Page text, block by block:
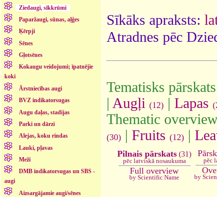
Ziedaugi, sīkkrūmi
Paparžaugi, sūnas, aļģes
Ķērpji
Sēnes
Gļotsēnes
Kokaugu veidojumi; īpatnējie
koki
Ārstniecības augi
BVZ indikatorsugas
Augu daļas, stadijas
Parki un dārzi
Alejas, koku rindas
Lauki, pļavas
Meži
DMB indikatorsugas un SBS -
augi
Aizsargājamie augi/sēnes
Sīkāks apraksts:
Atradnes pēc
Tematisks
| Augļi (12) | Lapas
Thematic
(30) | Fruits (12) |
Pilnais pārskats (31)
pēc latviskā nosaukuma
Full overview
by Scientific Name
pēc
by